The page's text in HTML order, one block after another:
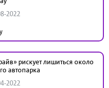
2022
рискует лишиться около
автопарка
2022